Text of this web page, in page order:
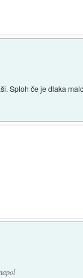
Sploh če je dlaka